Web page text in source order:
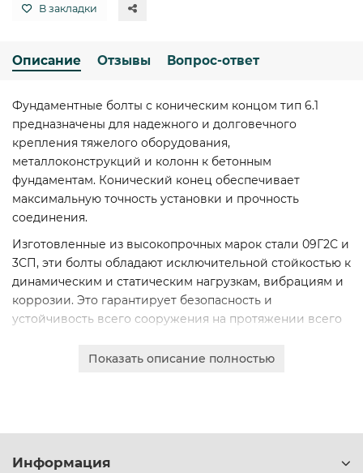
В закладки
Описание Отзывы Вопрос-ответ
Фундаментные болты с коническим концом тип 6.1
предназначены для надежного и долговечного
крепления тяжелого оборудования,
металлоконструкций и колонн к бетонным
фундаментам. Конический конец обеспечивает
максимальную точность установки и прочность
соединения.
Изготовленные из высокопрочных марок стали 09Г2С и
3СП, эти болты обладают исключительной стойкостью к
динамическим и статическим нагрузкам, вибрациям и
коррозии. Это гарантирует безопасность и
устойчивость всего сооружения на протяжении всего
Мы предлагаем полный сортамент диаметров от 12 до
Оформите онлайн-заказ для юридических лиц с
Показать описание полностью
Информация